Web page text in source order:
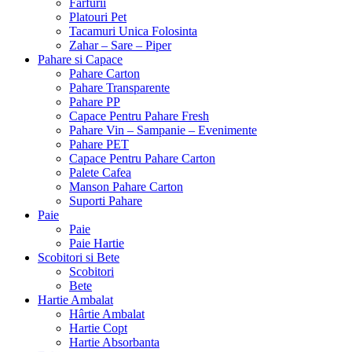
Platouri Pet
Tacamuri Unica Folosinta
Zahar – Sare – Piper
Pahare si Capace
Pahare Carton
Pahare Transparente
Pahare PP
Capace Pentru Pahare Fresh
Pahare Vin – Sampanie – Evenimente
Pahare PET
Capace Pentru Pahare Carton
Palete Cafea
Manson Pahare Carton
Suporti Pahare
Paie
Paie
Paie Hartie
Scobitori si Bete
Scobitori
Bete
Hartie Ambalat
Hârtie Ambalat
Hartie Copt
Hartie Absorbanta